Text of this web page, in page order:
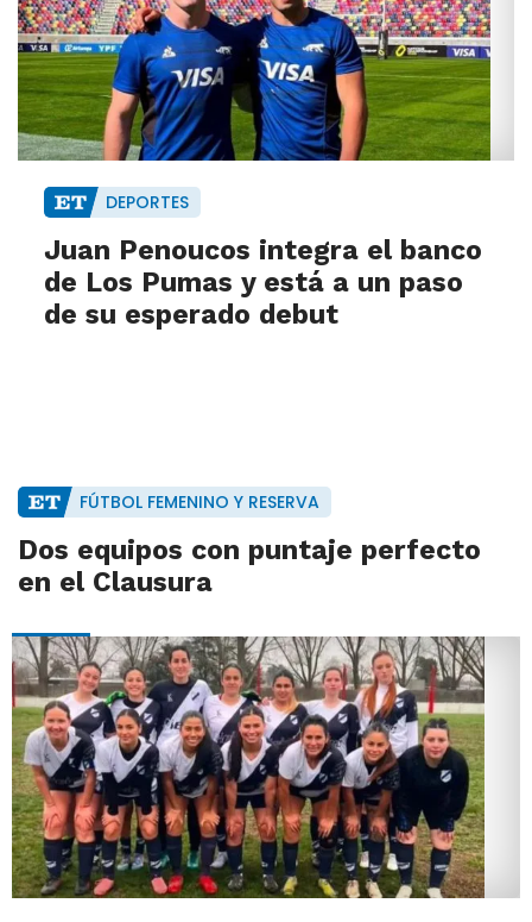
DEPORTES
Juan Penoucos integra el banco
de Los Pumas y está a un paso
de su esperado debut
FÚTBOL FEMENINO Y RESERVA
Dos equipos con puntaje perfecto
en el Clausura